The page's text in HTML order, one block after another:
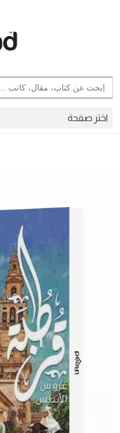
Search
for:
Search Button
اختر صفحة